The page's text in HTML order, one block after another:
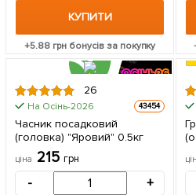
КУПИТИ
+5.88 грн бонусів за покупку
ЦІНА ЗА
500г
26
На Осінь-2026 43454
Часник посадковий
(головка) "Яровий" 0.5кг
ціна 215грн
- +